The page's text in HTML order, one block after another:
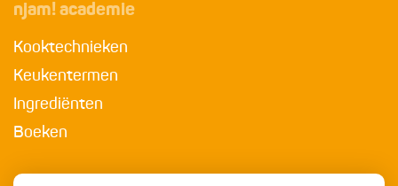
njam! academie
Kooktechnieken
Keukentermen
Ingrediënten
Boeken